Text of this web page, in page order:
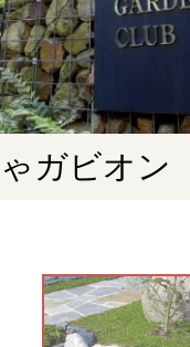
ガビオン